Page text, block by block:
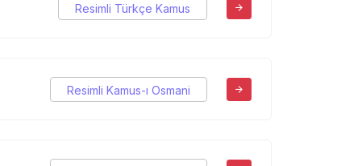
Resimli Türkçe Kamus
Resimli Kamus-ı Osmani